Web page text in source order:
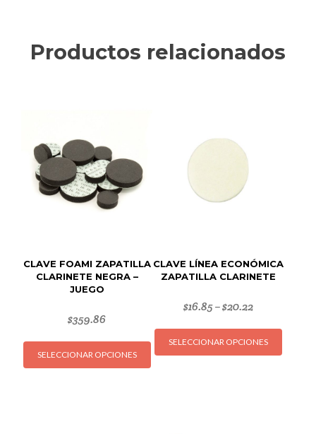
Productos relacionados
CLAVE FOAMI ZAPATILLA
CLARINETE NEGRA –
JUEGO
$359.86
SELECCIONAR OPCIONES
Este
producto
CLAVE LÍNEA ECONÓMICA
ZAPATILLA CLARINETE
$16.85–$20.22
SELECCIONAR OPCIONES
Este